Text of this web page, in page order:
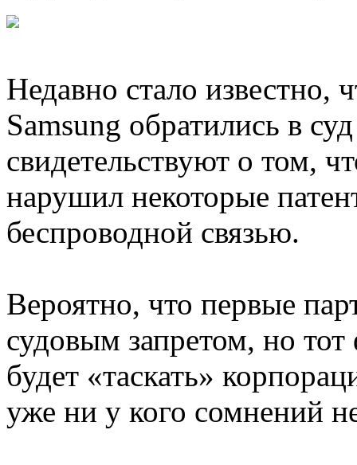
Недавно стало известно,
Samsung обратились в
свидетельствуют о том,
нарушил некоторые
беспроводной связью.
Вероятно, что первые
судовым запретом, но
будет «таскать»
уже ни у кого сомнений